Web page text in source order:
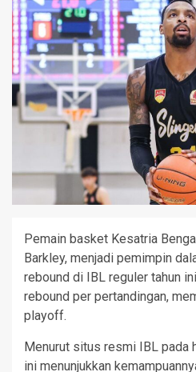
Pemain basket Kesatria
Barkley, menjadi pemimpin
rebound di IBL reguler tahun
rebound per pertandingan,
playoff.
Menurut situs resmi IBL pada
ini menunjukkan